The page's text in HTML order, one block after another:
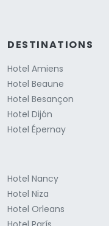
DESTINATIONS
Hotel Amiens
Hotel Beaune
Hotel Besançon
Hotel Dijón
Hotel Épernay
Hotel Nancy
Hotel Niza
Hotel Orleans